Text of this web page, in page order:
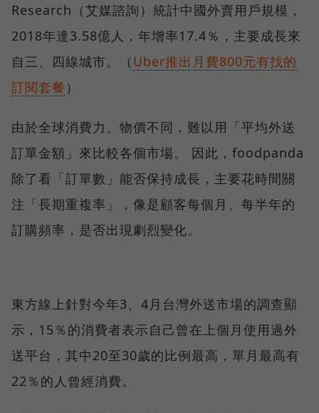
Research（艾媒諮詢）統計中國外賣用戶規模，
2018年達3.58億人，年增率17.4％，主要成長來
自三、四線城市。（ Uber推出月費800元有找的
訂閱套餐 ）
由於全球消費力、物價不同，難以用「平均外送
訂單金額」來比較各個市場。 因此，foodpanda
除了看「訂單數」能否保持成長，主要花時間關
注「長期重複率」，像是顧客每個月、每半年的
訂購頻率，是否出現劇烈變化。
東方線上針對今年3、4月台灣外送市場的調查顯
示，15％的消費者表示自己曾在上個月使用過外
送平台，其中20至30歲的比例最高，單月最高有
22％的人曾經消費。